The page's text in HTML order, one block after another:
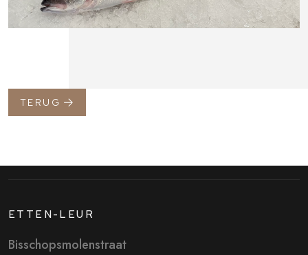
TERUG
ETTEN-LEUR
Bisschopsmolenstraat